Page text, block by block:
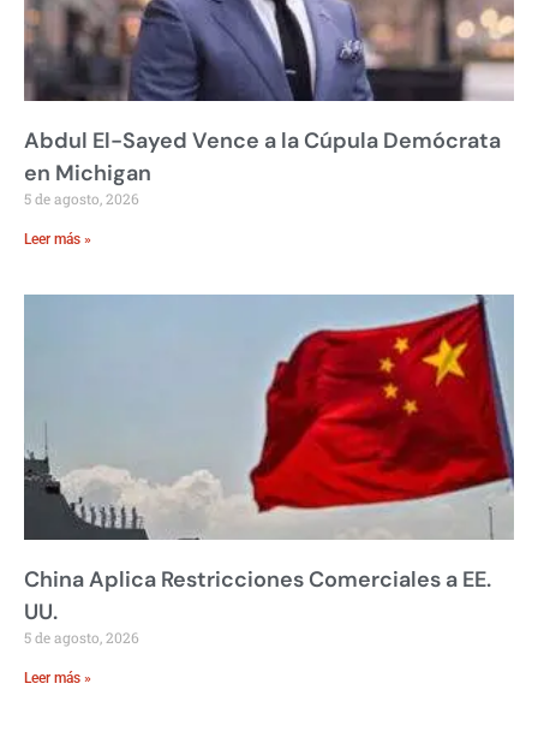
Abdul El-Sayed Vence a la Cúpula Demócrata
en Michigan
5 de agosto, 2026
Leer más »
China Aplica Restricciones Comerciales a EE.
UU.
5 de agosto, 2026
Leer más »